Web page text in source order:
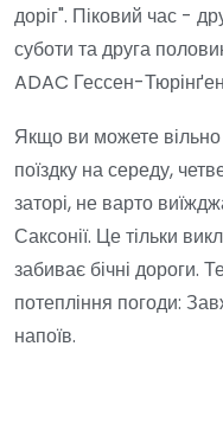
доріг". Піковий час -
суботи та друга
ADAC Гессен-
Якщо ви можете
поїздку на середу,
заторі, не варто
Саксонії. Це тільки
забиває бічні дороги.
потепління погоди:
напоїв.